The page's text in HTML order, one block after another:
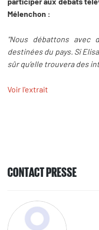
Mélenchon :
"Nous débattons
destinées du pays. Si
sûr qu’elle trouvera des
Voir l'extrait
CONTACT PRESSE